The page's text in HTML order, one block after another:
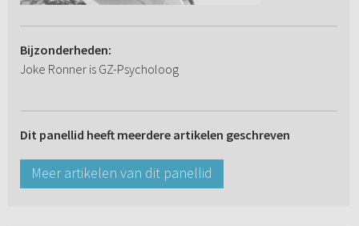
Bijzonderheden:
Joke Ronner is GZ-Psycholoog
Dit panellid heeft meerdere artikelen geschreven
Meer artikelen van dit panellid